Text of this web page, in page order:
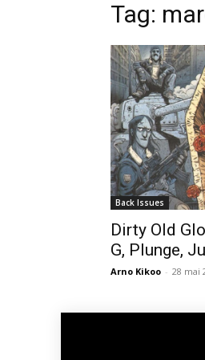
Tag:
Back Issues
Dirty Old
G, Plunge,
Arno Kikoo - 28 mai